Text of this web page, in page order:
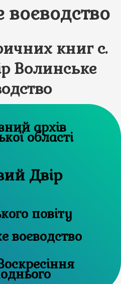
воєводство
книг с.
Волинське
архів
області
Двір
повіту
воєводство